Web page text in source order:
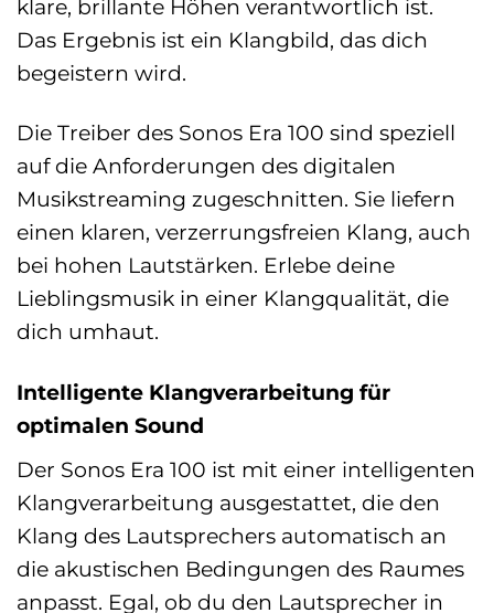
klare, brillante Höhen verantwortlich ist.
Das Ergebnis ist ein Klangbild, das dich
begeistern wird.
Die Treiber des Sonos Era 100 sind speziell
auf die Anforderungen des digitalen
Musikstreaming zugeschnitten. Sie liefern
einen klaren, verzerrungsfreien Klang, auch
bei hohen Lautstärken. Erlebe deine
Lieblingsmusik in einer Klangqualität, die
dich umhaut.
Intelligente Klangverarbeitung für
optimalen Sound
Der Sonos Era 100 ist mit einer intelligenten
Klangverarbeitung ausgestattet, die den
Klang des Lautsprechers automatisch an
die akustischen Bedingungen des Raumes
anpasst. Egal, ob du den Lautsprecher in